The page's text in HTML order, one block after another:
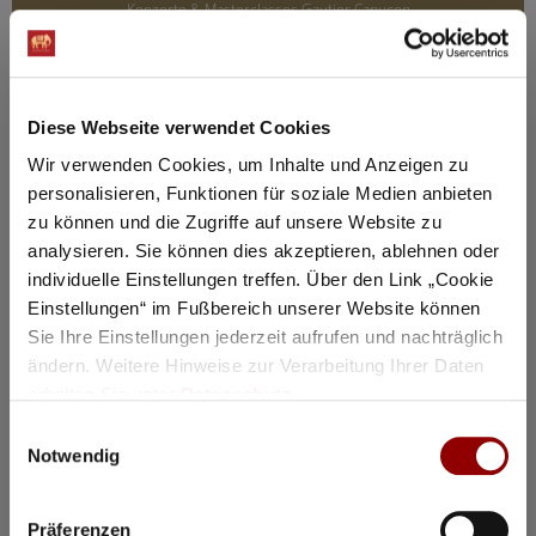
Diese Webseite verwendet Cookies
Wir verwenden Cookies, um Inhalte und Anzeigen zu
personalisieren, Funktionen für soziale Medien anbieten
zu können und die Zugriffe auf unsere Website zu
analysieren. Sie können dies akzeptieren, ablehnen oder
individuelle Einstellungen treffen. Über den Link „Cookie
Einstellungen“ im Fußbereich unserer Website können
Sie Ihre Einstellungen jederzeit aufrufen und nachträglich
ändern. Weitere Hinweise zur Verarbeitung Ihrer Daten
Notwendig
Präferenzen
Konzerte & Masterclasses Gautier Capuçon
Konzerte & Masterclasses Gautier
Gautier Capuçon präsentiert
Stipendiaten seiner „Fondation
Gautier Capuçon“
2022 gründete der französische Cellostar Gautier Capuçon
seine eigene Stiftung, die Fondation Gautier Capuçon. Ihr
Ziel ist es, herausragende junge Musikerinnen und Musiker
auf den ersten Schritten ihrer Karriere zu fördern. In Schloss
Elmau präsentiert Capuçon nun an vier Tagen sämtliche
Abendkonzerten, in denen die Talente die erarbeiteten